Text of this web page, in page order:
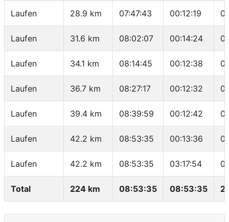
Laufen 28.9 km 07:47:43 00:12:19
Laufen 31.6 km 08:02:07 00:14:24
Laufen 34.1 km 08:14:45 00:12:38
Laufen 36.7 km 08:27:17 00:12:32
Laufen 39.4 km 08:39:59 00:12:42
Laufen 42.2 km 08:53:35 00:13:36
Laufen 42.2 km 08:53:35 03:17:54
Total 224 km 08:53:35 08:53:35